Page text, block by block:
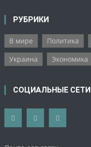
РУБРИКИ
В мире Политика
Украина
Экономика
СОЦИАЛЬНЫЕ СЕТИ